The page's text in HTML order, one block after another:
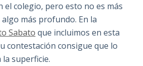
el colegio, pero esto no es más
más profundo. En la
Sabato que incluimos en esta
contestación consigue que lo
superficie.